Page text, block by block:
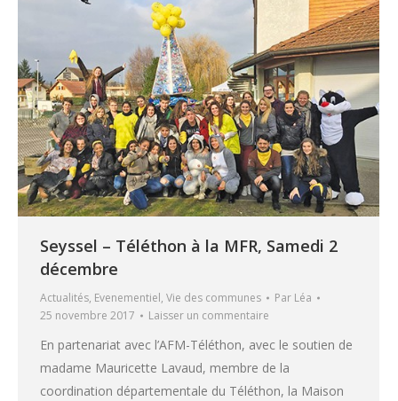
Seyssel – Téléthon à la MFR, Samedi 2
décembre
Actualités, Evenementiel, Vie des communes Par Léa
25 novembre 2017
Laisser un commentaire
En partenariat avec l’AFM-Téléthon, avec le soutien de
madame Mauricette Lavaud, membre de la
coordination départementale du Téléthon, la Maison